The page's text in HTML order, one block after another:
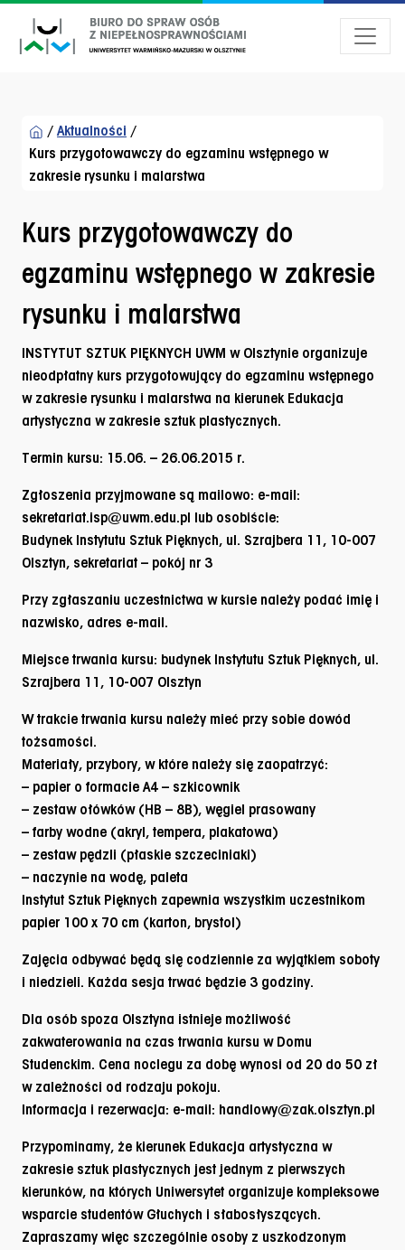
/ Aktualności /
Kurs przygotowawczy do egzaminu wstępnego w
zakresie rysunku i malarstwa
Kurs przygotowawczy do
egzaminu wstępnego w zakresie
rysunku i malarstwa
INSTYTUT SZTUK PIĘKNYCH UWM w Olsztynie organizuje
nieodpłatny kurs przygotowujący do egzaminu wstępnego
w zakresie rysunku i malarstwa na kierunek Edukacja
artystyczna w zakresie sztuk plastycznych.
Termin kursu: 15.06. – 26.06.2015 r.
Zgłoszenia przyjmowane są mailowo: e-mail:
sekretariat.isp@uwm.edu.pl lub osobiście:
Budynek Instytutu Sztuk Pięknych, ul. Szrajbera 11, 10-007
Olsztyn, sekretariat – pokój nr 3
Przy zgłaszaniu uczestnictwa w kursie należy podać imię i
nazwisko, adres e-mail.
Miejsce trwania kursu: budynek Instytutu Sztuk Pięknych, ul.
Szrajbera 11, 10-007 Olsztyn
W trakcie trwania kursu należy mieć przy sobie dowód
tożsamości.
Materiały, przybory, w które należy się zaopatrzyć:
– papier o formacie A4 – szkicownik
– zestaw ołówków (HB – 8B), węgiel prasowany
– farby wodne (akryl, tempera, plakatowa)
– zestaw pędzli (płaskie szczeciniaki)
– naczynie na wodę, paleta
Instytut Sztuk Pięknych zapewnia wszystkim uczestnikom
papier 100 x 70 cm (karton, brystol)
Zajęcia odbywać będą się codziennie za wyjątkiem soboty
i niedzieli. Każda sesja trwać będzie 3 godziny.
Dla osób spoza Olsztyna istnieje możliwość
zakwaterowania na czas trwania kursu w Domu
Studenckim. Cena noclegu za dobę wynosi od 20 do 50 zł
w zależności od rodzaju pokoju.
Informacja i rezerwacja: e-mail: handlowy@zak.olsztyn.pl
Przypominamy, że kierunek Edukacja artystyczna w
zakresie sztuk plastycznych jest jednym z pierwszych
kierunków, na których Uniwersytet organizuje kompleksowe
wsparcie studentów Głuchych i słabosłyszących.
Zapraszamy więc szczególnie osoby z uszkodzonym